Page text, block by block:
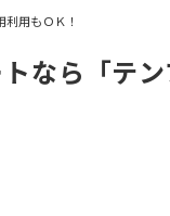
用もＯＫ！
なら「テン